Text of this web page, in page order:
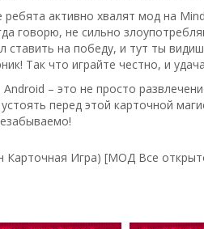
активно хвалят мод на
говорю, не сильно
на победу, и тут ты
Так что играйте честно, и
– это не просто
перед этой карточной
Карточная Игра) [МОД Все